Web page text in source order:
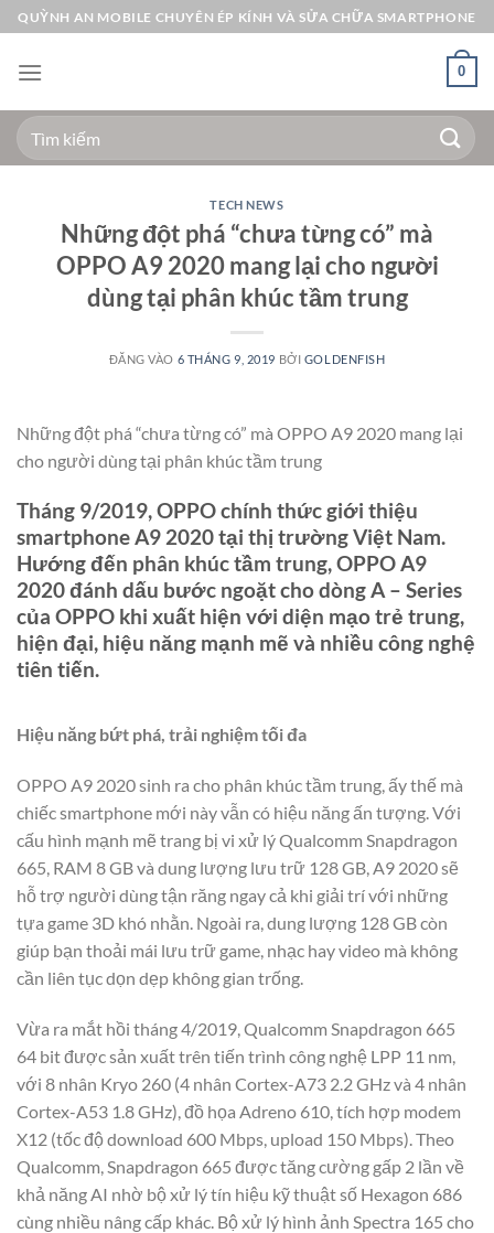
Bỏ
qua
nội
QUỲNH AN MOBILE CHUYÊN ÉP KÍNH VÀ SỬA CHỮA SMARTPHONE
0
Tìm
kiếm:
TECH NEWS
Những đột phá “chưa từng có” mà
OPPO A9 2020 mang lại cho người
dùng tại phân khúc tầm trung
ĐĂNG VÀO 6 THÁNG 9, 2019 BỞI GOLDENFISH
Những đột phá “chưa từng có” mà OPPO A9 2020 mang lại
cho người dùng tại phân khúc tầm trung
Tháng 9/2019, OPPO chính thức giới thiệu
smartphone A9 2020 tại thị trường Việt Nam.
Hướng đến phân khúc tầm trung, OPPO A9
2020 đánh dấu bước ngoặt cho dòng A – Series
của OPPO khi xuất hiện với diện mạo trẻ trung,
hiện đại, hiệu năng mạnh mẽ và nhiều công nghệ
tiên tiến.
Hiệu năng bứt phá, trải nghiệm tối đa
OPPO A9 2020 sinh ra cho phân khúc tầm trung, ấy thế mà
chiếc smartphone mới này vẫn có hiệu năng ấn tượng. Với
cấu hình mạnh mẽ trang bị vi xử lý Qualcomm Snapdragon
665, RAM 8 GB và dung lượng lưu trữ 128 GB, A9 2020 sẽ
hỗ trợ người dùng tận răng ngay cả khi giải trí với những
tựa game 3D khó nhằn. Ngoài ra, dung lượng 128 GB còn
giúp bạn thoải mái lưu trữ game, nhạc hay video mà không
cần liên tục dọn dẹp không gian trống.
Vừa ra mắt hồi tháng 4/2019, Qualcomm Snapdragon 665
64 bit được sản xuất trên tiến trình công nghệ LPP 11 nm,
với 8 nhân Kryo 260 (4 nhân Cortex-A73 2.2 GHz và 4 nhân
Cortex-A53 1.8 GHz), đồ họa Adreno 610, tích hợp modem
X12 (tốc độ download 600 Mbps, upload 150 Mbps). Theo
Qualcomm, Snapdragon 665 được tăng cường gấp 2 lần về
khả năng AI nhờ bộ xử lý tín hiệu kỹ thuật số Hexagon 686
cùng nhiều nâng cấp khác. Bộ xử lý hình ảnh Spectra 165 cho